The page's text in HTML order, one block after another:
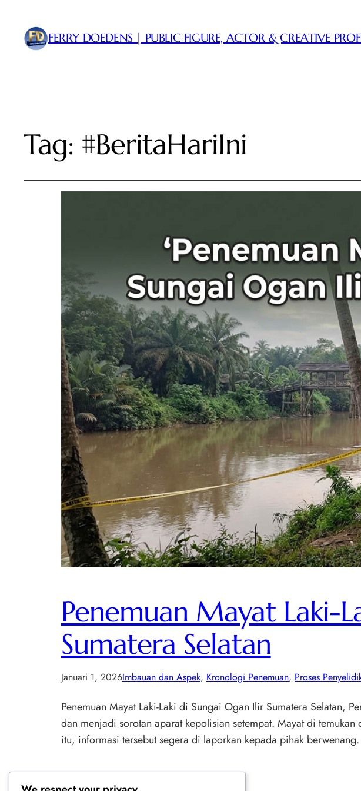
FERRY DOEDENS | PUBLIC FIGURE, ACTOR & CREATIVE
Tag: #BeritaHariIni
Penemuan Mayat Laki-
Sumatera Selatan
Januari 1, 2026Imbauan dan Aspek, Kronologi Penemuan, Proses
Penemuan Mayat Laki-Laki di Sungai Ogan Ilir Sumatera Selatan,
dan menjadi sorotan aparat kepolisian setempat. Mayat di
itu, informasi tersebut segera di laporkan kepada pihak